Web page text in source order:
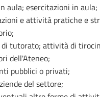
aula; esercitazioni in aula;
e attività pratiche e
tutorato; attività di
dell'Ateneo;
pubblici o privati;
del settore;